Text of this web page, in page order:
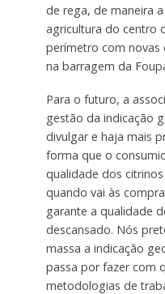
de rega, de maneira
agricultura do centro
perímetro com novas
na barragem da
Para o futuro, a
gestão da indicação
divulgar e haja mais
forma que o
qualidade dos
quando vai às
garante a qualidade
descansado. Nós
massa a indicação
passa por fazer com
metodologias de